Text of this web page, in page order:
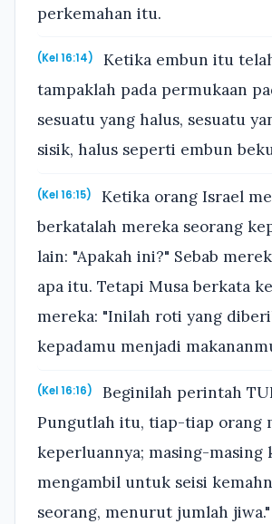
perkemahan itu.
(Kel 16:14)
Ketika embun itu
tampaklah pada permukaan
sesuatu yang halus, sesuatu
sisik, halus seperti embun
(Kel 16:15)
Ketika orang Israel
berkatalah mereka seorang
lain: "Apakah ini?" Sebab
apa itu. Tetapi Musa berkata
mereka: "Inilah roti yang
kepadamu menjadi
(Kel 16:16)
Beginilah perintah
Pungutlah itu, tiap-tiap orang
keperluannya; masing-masing
mengambil untuk seisi
seorang, menurut jumlah jiwa."